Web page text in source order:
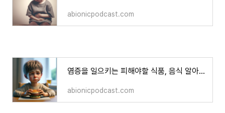
abionicpodcast.com
염증을 일으키는 피해야할 식품, 음식 알아보기
abionicpodcast.com